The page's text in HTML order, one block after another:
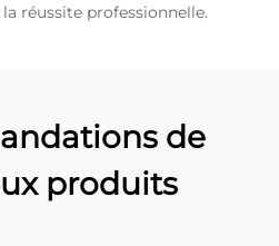
réussite professionnelle.
de
produits